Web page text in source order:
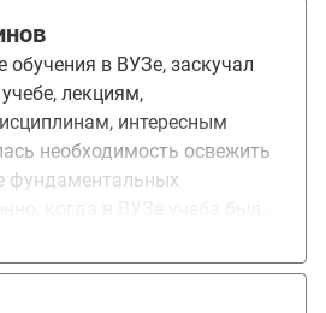
ДЗ. Курс дал
хороший
ЗП на текущем месте
- с Разработчика
с повышением ЗП.
обучения в ВУЗе, заскучал
лекциям,
интересным
необходимость освежить
фундаментальных
работа